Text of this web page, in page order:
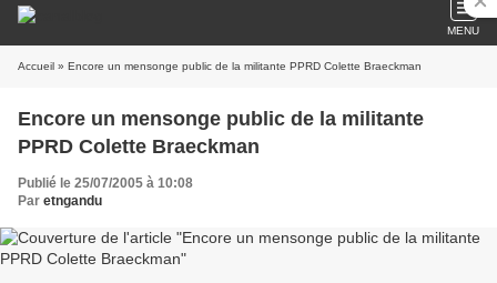
MENU
Accueil » Encore un mensonge public de la militante PPRD Colette Braeckman
Encore un mensonge public de la militante
PPRD Colette Braeckman
Publié le 25/07/2005 à 10:08
Par etngandu